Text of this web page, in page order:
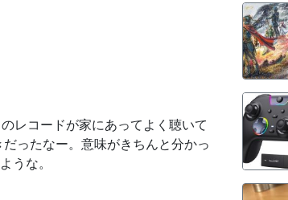
レコードが家にあってよく聴いて
ったなー。意味がきちんと分かっ
うな。